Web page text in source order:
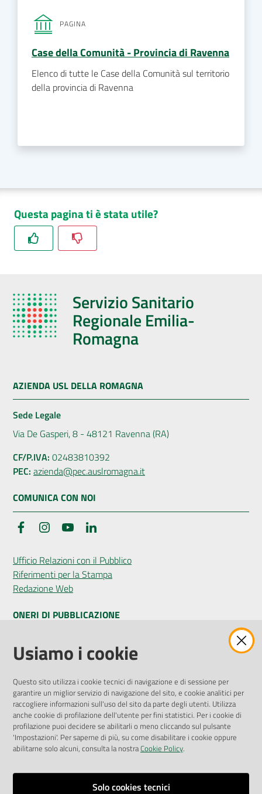
PAGINA
Case della Comunità - Provincia di Ravenna
Elenco di tutte le Case della Comunità sul territorio
della provincia di Ravenna
Questa pagina ti è stata utile?
Servizio Sanitario
Regionale Emilia-
Romagna
AZIENDA USL DELLA ROMAGNA
Sede Legale
Via De Gasperi, 8 - 48121 Ravenna (RA)
CF/P.IVA: 02483810392
PEC: azienda@pec.auslromagna.it
COMUNICA CON NOI
FacebookInstagramYouTube
Ufficio Relazioni con il Pubblico
Riferimenti per la Stampa
Redazione Web
ONERI DI PUBBLICAZIONE
Amministrazione Trasparente
Pubblicità legale
Privacy Policy
Attuazione Misure PNRR
Liste di Attesa
ENTI, IMPRESE E PARTNER
Fatturazione Elettronica
Usiamo i cookie
Questo sito utilizza i cookie tecnici di navigazione e di sessione per
garantire un miglior servizio di navigazione del sito, e cookie analitici per
raccogliere informazioni sull'uso del sito da parte degli utenti. Utilizza
anche cookie di profilazione dell'utente per fini statistici. Per i cookie di
profilazione puoi decidere se abilitarli o meno cliccando sul pulsante
'Impostazioni'. Per saperne di più, su come disabilitare i cookie oppure
abilitarne solo alcuni, consulta la nostraCookie Policy.
Solo cookies tecnici